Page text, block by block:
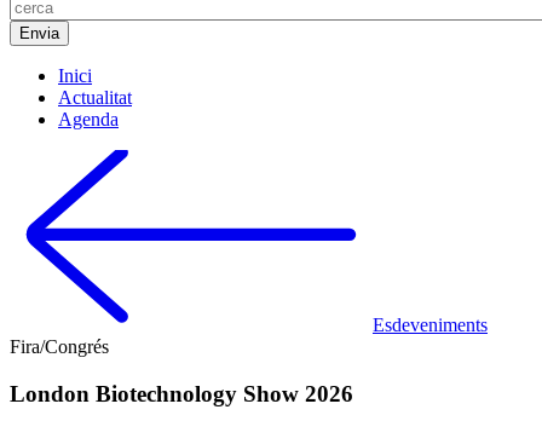
Inici
Actualitat
Agenda
Esdeveniments
Fira/Congrés
London Biotechnology Show 2026